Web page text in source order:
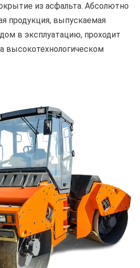
из асфальта. Абсолютно
продукция, выпускаемая
в эксплуатацию, проходит
высокотехнологическом